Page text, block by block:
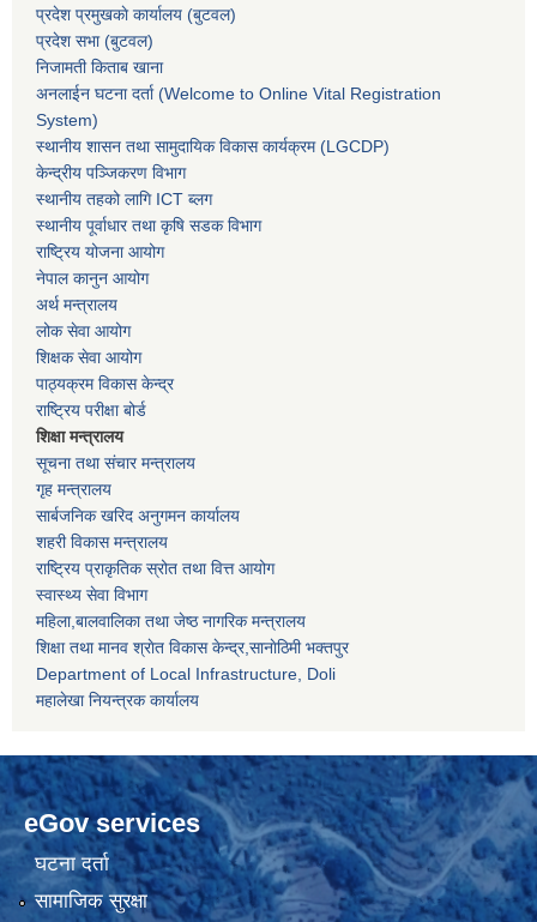
प्रदेश प्रमुखकाे कार्यालय (बुटवल)
प्रदेश सभा (बुटवल)
निजामती किताब खाना
अनलाईन घटना दर्ता (Welcome to Online Vital Registration
System)
स्थानीय शासन तथा सामुदायिक विकास कार्यक्रम (LGCDP)
केन्द्रीय पञ्जिकरण विभाग
स्थानीय तहको लागि ICT ब्लग
स्थानीय पूर्वाधार तथा कृषि सडक विभाग
राष्ट्रिय योजना आयोग
नेपाल कानुन आयोग
अर्थ मन्त्रालय
लोक सेवा आयोग
शिक्षक सेवा आयोग
पाठ्यक्रम विकास केन्द्र
राष्ट्रिय परीक्षा बोर्ड
शिक्षा मन्त्रालय
सूचना तथा संचार मन्त्रालय
गृह मन्त्रालय
सार्बजनिक खरिद अनुगमन कार्यालय
शहरी विकास मन्त्रालय
राष्ट्रिय प्राकृतिक स्रोत तथा वित्त आयोग
स्वास्थ्य सेवा विभाग
महिला,बालवालिका तथा जेष्ठ नागरिक मन्त्रालय
शिक्षा तथा मानव श्राेत विकास केन्द्र,सानाेठिमी भक्तपुर
Department of Local Infrastructure, Doli
महालेखा नियन्त्रक कार्यालय
eGov services
घटना दर्ता
सामाजिक सुरक्षा